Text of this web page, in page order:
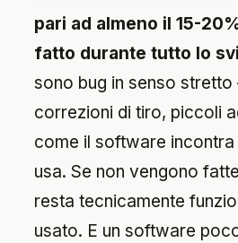
pari ad almeno il 15-
fatto durante tutto lo
sono bug in senso
correzioni di tiro, piccoli
come il software incontra
usa. Se non vengono
resta tecnicamente
usato. E un software